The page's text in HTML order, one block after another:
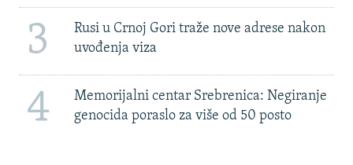
3
Rusi u Crnoj Gori traže nove adrese nakon
uvođenja viza
4
Memorijalni centar Srebrenica: Negiranje
genocida poraslo za više od 50 posto